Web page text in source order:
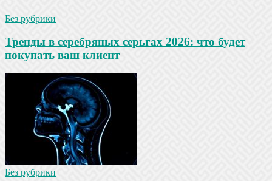
Без рубрики
Тренды в серебряных серьгах 2026: что будет
покупать ваш клиент
Без рубрики